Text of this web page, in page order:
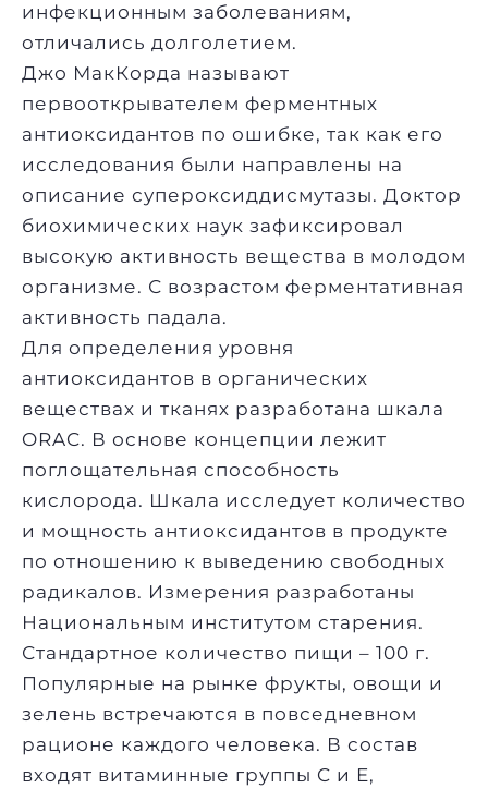
инфекционным заболеваниям,
отличались долголетием.
Джо МакКорда называют
первооткрывателем ферментных
антиоксидантов по ошибке, так как его
исследования были направлены на
описание супероксиддисмутазы. Доктор
биохимических наук зафиксировал
высокую активность вещества в молодом
организме. С возрастом ферментативная
активность падала.
Для определения уровня
антиоксидантов в органических
веществах и тканях разработана шкала
ORAC. В основе концепции лежит
поглощательная способность
кислорода. Шкала исследует количество
и мощность антиоксидантов в продукте
по отношению к выведению свободных
радикалов. Измерения разработаны
Национальным институтом старения.
Стандартное количество пищи – 100 г.
Популярные на рынке фрукты, овощи и
зелень встречаются в повседневном
рационе каждого человека. В состав
входят витаминные группы C и E,